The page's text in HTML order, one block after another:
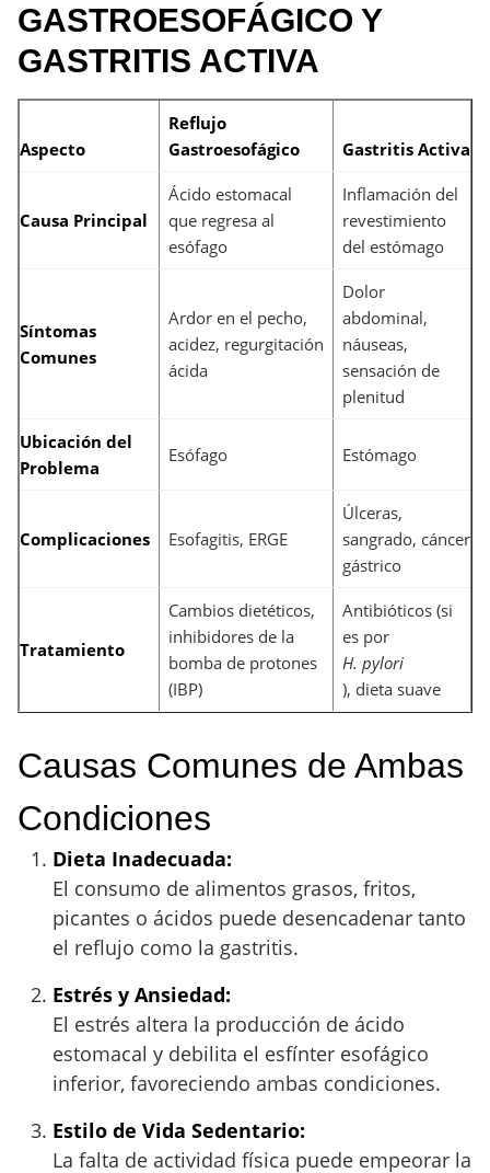
GASTROESOFÁGICO Y
GASTRITIS ACTIVA
Aspecto
Reflujo
Gastroesofágico
Gastritis Activa
Causa Principal
Ácido estomacal
que regresa al
esófago
Inflamación del
revestimiento
del estómago
Síntomas
Comunes
Ardor en el pecho,
acidez, regurgitación
ácida
Dolor
abdominal,
náuseas,
sensación de
plenitud
Ubicación del
Problema
Esófago Estómago
Complicaciones Esofagitis, ERGE
Úlceras,
sangrado, cáncer
gástrico
Tratamiento
Cambios dietéticos,
inhibidores de la
bomba de protones
(IBP)
Antibióticos (si
es por
H. pylori
), dieta suave
Causas Comunes de Ambas
Condiciones
Dieta Inadecuada:
El consumo de alimentos grasos, fritos,
picantes o ácidos puede desencadenar tanto
el reflujo como la gastritis.
Estrés y Ansiedad:
El estrés altera la producción de ácido
estomacal y debilita el esfínter esofágico
inferior, favoreciendo ambas condiciones.
Estilo de Vida Sedentario:
La falta de actividad física puede empeorar la